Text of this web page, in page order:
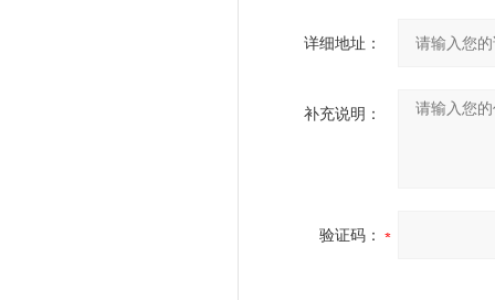
详细地址：
补充说明：
验证码：